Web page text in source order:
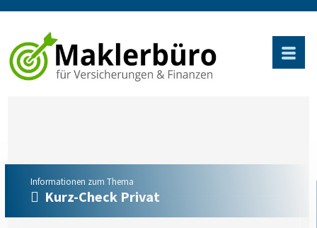
Informationen zum Thema
Kurz-Check Privat